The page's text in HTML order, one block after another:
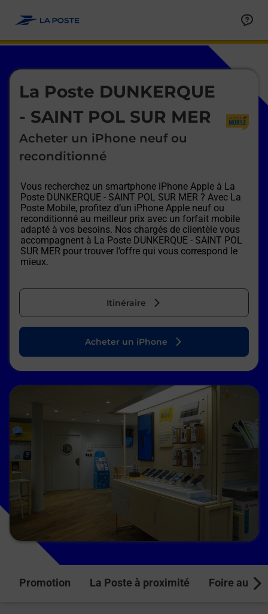
La Poste DUNKERQUE
- SAINT POL SUR MER
Acheter un iPhone neuf ou
reconditionné
Vous recherchez un smartphone iPhone Apple à La
Poste DUNKERQUE - SAINT POL SUR MER ? Avec La
Poste Mobile, profitez d’un iPhone Apple neuf ou
reconditionné au meilleur prix avec un forfait mobile
adapté à vos besoins. Nos chargés de clientèle vous
accompagnent à La Poste DUNKERQUE - SAINT POL
SUR MER pour trouver l’offre qui vous correspond le
mieux.
Itinéraire
Le lien s'ouvre dans un nouvel onglet
Acheter un iPhone
Promotion La Poste à proximité Foire aux